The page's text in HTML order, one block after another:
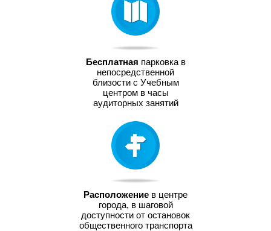
Расположение в центре
города, в шаговой
доступности от остановок
общественного транспорта
Бесплатная парковка в
непосредственной
близости с Учебным
центром в часы
аудиторных занятий